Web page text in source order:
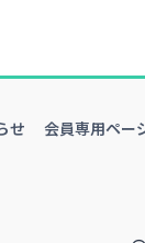
せ 会員専用ペー